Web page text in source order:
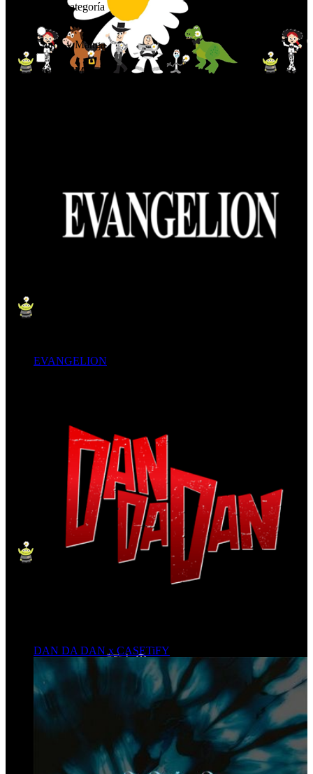
Comprar por categoría
Anime y Manga
Anime y Manga
EVANGELION
DAN DA DAN x CASETiFY